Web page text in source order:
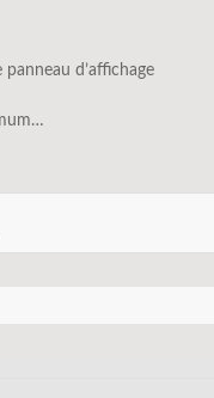
panneau d’affichage